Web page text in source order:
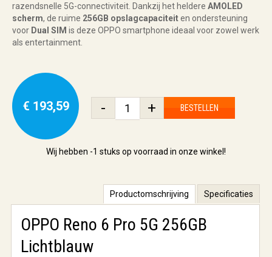
razendsnelle 5G-connectiviteit. Dankzij het heldere AMOLED
scherm, de ruime 256GB opslagcapaciteiten ondersteuning
voor Dual SIM is deze OPPO smartphone ideaal voor zowel werk
als entertainment.
€ 193,59 - + BESTELLEN
Wij hebben -1 stuks op voorraad in onze winkel!
Productomschrijving Specificaties
OPPO Reno 6 Pro 5G 256GB
Lichtblauw